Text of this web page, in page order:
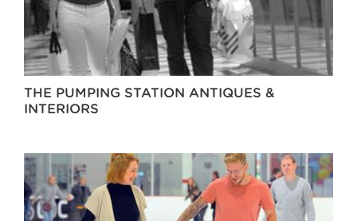
THE PUMPING STATION ANTIQUES &
INTERIORS